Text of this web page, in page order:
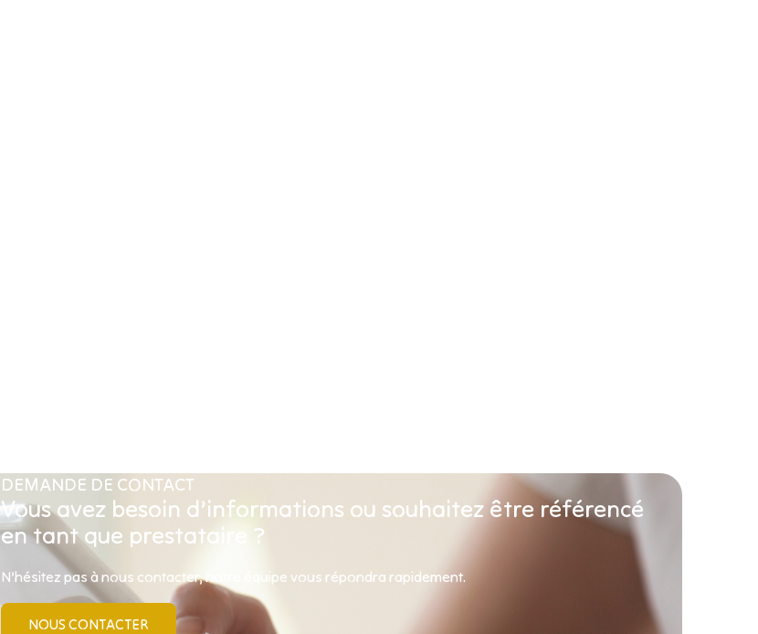
DEMANDE DE CONTACT
Vous avez besoin d’informations ou souhaitez être référencé
en tant que prestataire ?
N’hésitez pas à nous contacter, notre équipe vous répondra rapidement.
NOUS CONTACTER